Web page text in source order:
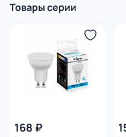
Товары серии
168 ₽